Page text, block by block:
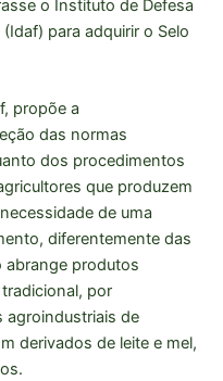
o Instituto de Defesa
para adquirir o Selo
propõe a
das normas
dos procedimentos
que produzem
de uma
diferentemente das
abrange produtos
por
agroindustriais de
derivados de leite e mel,